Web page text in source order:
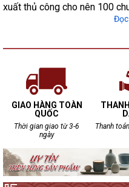
xuất thủ công cho nên 100
GIAO HÀNG TOÀN
QUỐC
Thời gian giao từ 3-6
ngày
Thanh